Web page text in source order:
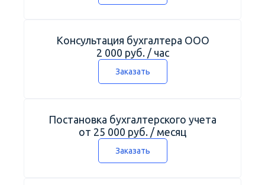
Консультация бухгалтера ООО
2 000 руб. / час
Заказать
Постановка бухгалтерского учета
от 25 000 руб. / месяц
Заказать